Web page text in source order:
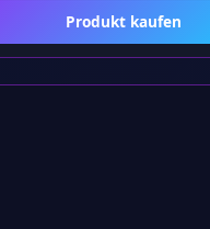
Produkt kaufen